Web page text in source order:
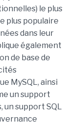
le plus
plus populaire
dans leur
également
de base de
MySQL, ainsi
un support
un support SQL